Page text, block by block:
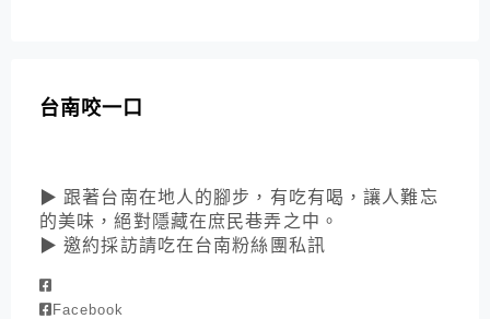
台南咬一口
▶ 跟著台南在地人的腳步，有吃有喝，讓人難忘
的美味，絕對隱藏在庶民巷弄之中。
▶ 邀約採訪請吃在台南粉絲團私訊
Facebook